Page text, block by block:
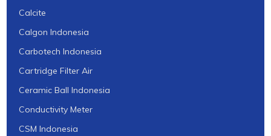
Calcite
Calgon Indonesia
Carbotech Indonesia
Cartridge Filter Air
Ceramic Ball Indonesia
Conductivity Meter
CSM Indonesia